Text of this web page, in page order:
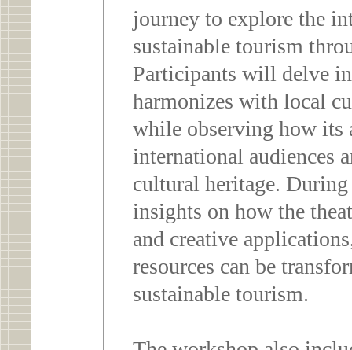
journey to explore the
sustainable tourism
Participants will delve
harmonizes with local
while observing how its
international audiences
cultural heritage.
insights on how the
and creative
resources can be
sustainable tourism.